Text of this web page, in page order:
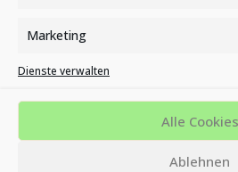
Marketing
Dienste verwalten
Alle Cookies
Ablehnen
MVZ KINDERWUNSCH- UND